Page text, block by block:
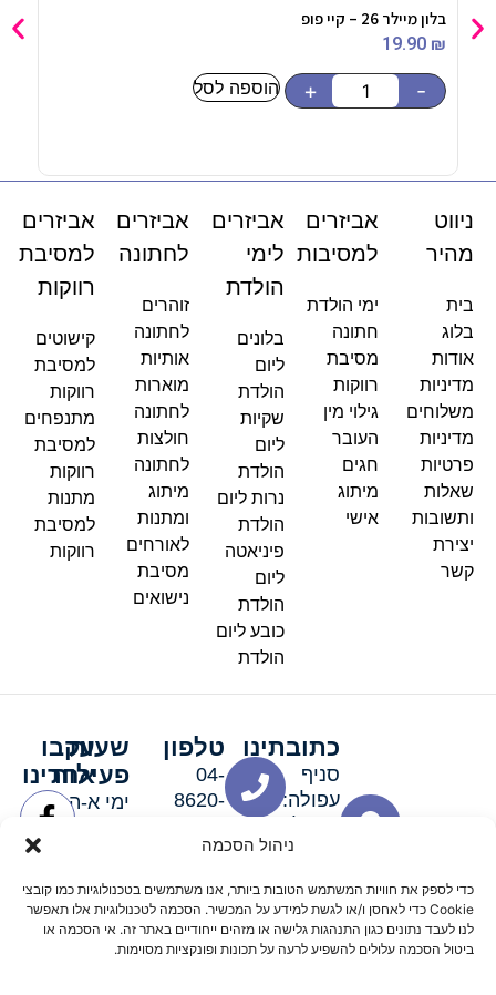
ניהול הסכמה
כדי לספק את חוויות המשתמש הטובות ביותר, אנו משתמשים בטכנולוגיות כמו קובצי
Cookie כדי לאחסן ו/או לגשת למידע על המכשיר. הסכמה לטכנולוגיות אלו תאפשר
לנו לעבד נתונים כגון התנהגות גלישה או מזהים ייחודיים באתר זה. אי הסכמה או
ביטול הסכמה עלולים להשפיע לרעה על תכונות ופונקציות מסוימות.
בלון מיילר 26 – קיי פופ
19.90 ₪
-
+ הוספה לסל
₪
ניווט
מהיר
בית
בלוג
אודות
מדיניות
משלוחים
מדיניות
פרטיות
שאלות
ותשובות
יצירת
קשר
אביזרים
למסיבות
ימי הולדת
חתונה
מסיבת
רווקות
גילוי מין
העובר
חגים
מיתוג
אישי
אביזרים
לימי
הולדת
בלונים
ליום
הולדת
שקיות
ליום
הולדת
נרות ליום
הולדת
פיניאטה
ליום
הולדת
כובע ליום
הולדת
אביזרים
לחתונה
זוהרים
לחתונה
אותיות
מוארות
לחתונה
חולצות
לחתונה
מיתוג
ומתנות
לאורחים
מסיבת
נישואים
אביזרים
למסיבת
רווקות
קישוטים
למסיבת
רווקות
מתנפחים
למסיבת
רווקות
מתנות
למסיבת
רווקות
כתובתינו
סניף
עפולה:
סניף מגדל
האלה 19
טלפון
04-
8620-
שעות
פעילות
ימי א-ה:
ימי שישי
וערבי חג:
8:30-
15:00
עקבו
אחרינו